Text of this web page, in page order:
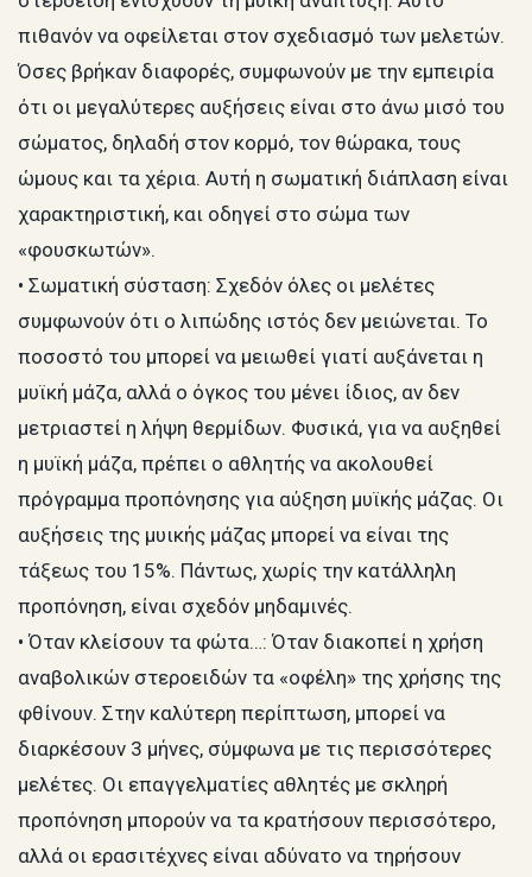
πιθανόν να οφείλεται στον σχεδιασμό των μελετών.
Όσες βρήκαν διαφορές, συμφωνούν με την εμπειρία
ότι οι μεγαλύτερες αυξήσεις είναι στο άνω μισό του
σώματος, δηλαδή στον κορμό, τον θώρακα, τους
ώμους και τα χέρια. Αυτή η σωματική διάπλαση είναι
χαρακτηριστική, και οδηγεί στο σώμα των
«φουσκωτών».
• Σωματική σύσταση: Σχεδόν όλες οι μελέτες
συμφωνούν ότι ο λιπώδης ιστός δεν μειώνεται. Το
ποσοστό του μπορεί να μειωθεί γιατί αυξάνεται η
μυϊκή μάζα, αλλά ο όγκος του μένει ίδιος, αν δεν
μετριαστεί η λήψη θερμίδων. Φυσικά, για να αυξηθεί
η μυϊκή μάζα, πρέπει ο αθλητής να ακολουθεί
πρόγραμμα προπόνησης για αύξηση μυϊκής μάζας. Οι
αυξήσεις της μυικής μάζας μπορεί να είναι της
τάξεως του 15%. Πάντως, χωρίς την κατάλληλη
προπόνηση, είναι σχεδόν μηδαμινές.
• Όταν κλείσουν τα φώτα…: Όταν διακοπεί η χρήση
αναβολικών στεροειδών τα «οφέλη» της χρήσης της
φθίνουν. Στην καλύτερη περίπτωση, μπορεί να
διαρκέσουν 3 μήνες, σύμφωνα με τις περισσότερες
μελέτες. Οι επαγγελματίες αθλητές με σκληρή
προπόνηση μπορούν να τα κρατήσουν περισσότερο,
αλλά οι ερασιτέχνες είναι αδύνατο να τηρήσουν